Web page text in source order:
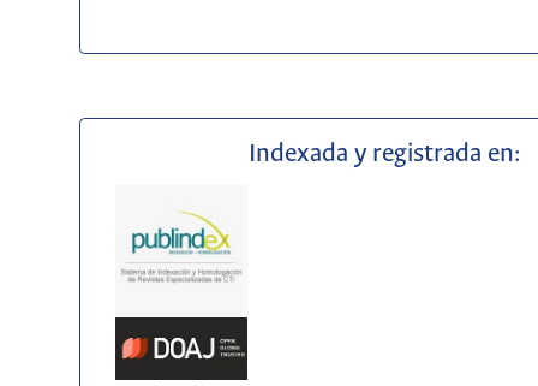
Indexada y registrada en: